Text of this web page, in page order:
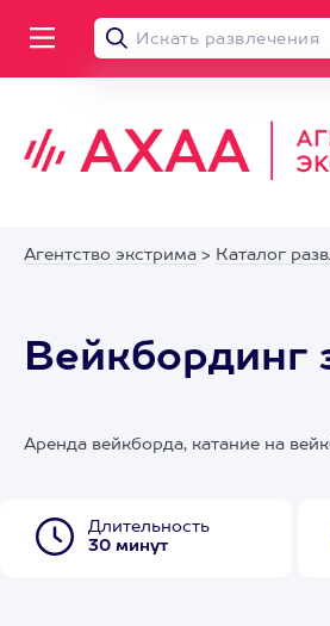
Агентство экстрима > Каталог
Вейкбординг
Аренда вейкборда, катание на
Длительность
30 минут